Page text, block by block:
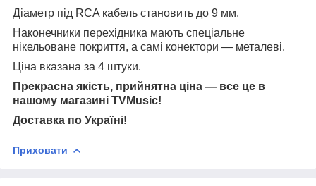
Діаметр під RCA кабель становить до 9 мм.
Наконечники перехідника мають спеціальне
нікельоване покриття, а самі конектори — металеві.
Ціна вказана за 4 штуки.
Прекрасна якість, прийнятна ціна — все це в
нашому магазині TVMusic!
Доставка по Україні!
Приховати